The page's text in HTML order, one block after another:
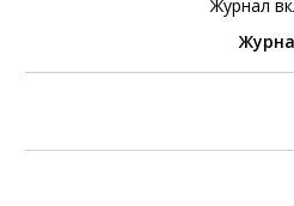
Журнал